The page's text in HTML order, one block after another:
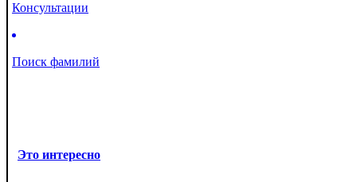
Консультации
Поиск фамилий
Это интересно